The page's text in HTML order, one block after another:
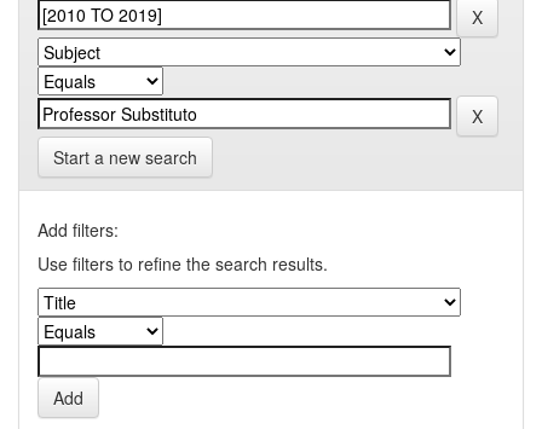
Start a new search
Add filters:
Use filters to refine the search results.